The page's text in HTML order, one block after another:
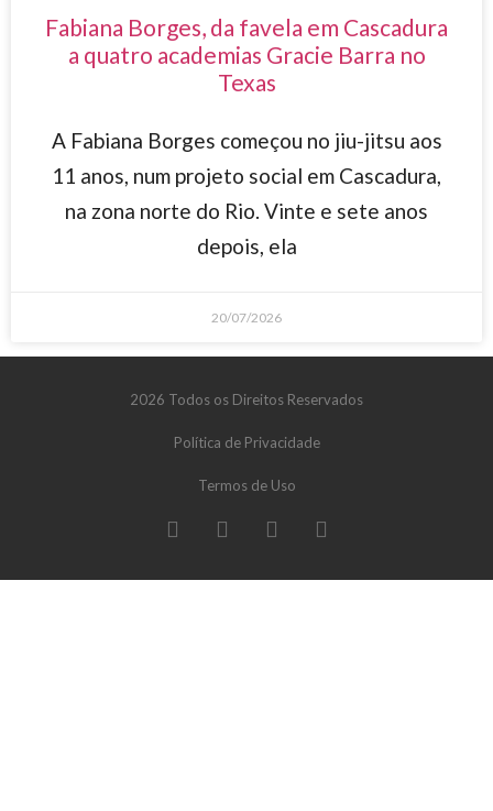
Fabiana Borges, da favela em Cascadura
a quatro academias Gracie Barra no
Texas
A Fabiana Borges começou no jiu-jitsu aos
11 anos, num projeto social em Cascadura,
na zona norte do Rio. Vinte e sete anos
depois, ela
20/07/2026
2026 Todos os Direitos Reservados
Política de Privacidade
Termos de Uso